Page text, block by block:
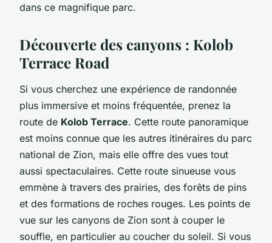
dans ce magnifique parc.
Découverte des canyons : Kolob
Terrace Road
Si vous cherchez une expérience de randonnée
plus immersive et moins fréquentée, prenez la
route de Kolob Terrace. Cette route panoramique
est moins connue que les autres itinéraires du parc
national de Zion, mais elle offre des vues tout
aussi spectaculaires. Cette route sinueuse vous
emmène à travers des prairies, des forêts de pins
et des formations de roches rouges. Les points de
vue sur les canyons de Zion sont à couper le
souffle, en particulier au coucher du soleil. Si vous